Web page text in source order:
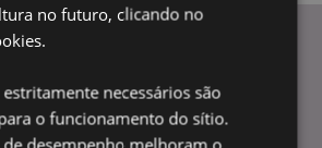
INFORMAÇÃO
Perguntas Frequentes
no futuro, clicando no
necessários são
o funcionamento do sítio.